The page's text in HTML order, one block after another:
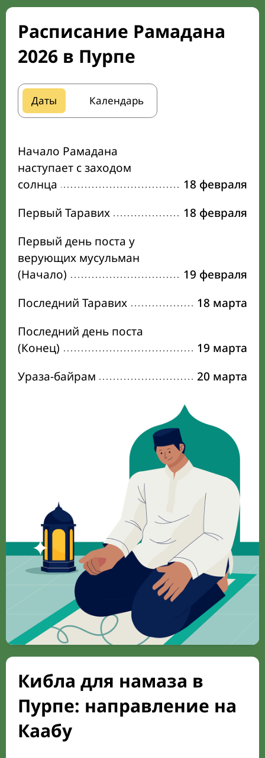
Расписание Рамадана
2026 в Пурпе
Даты Календарь
Начало Рамадана
наступает с заходом
солнца
18 февраля
Первый Таравих
18 февраля
Первый день поста у
верующих мусульман
(Начало)
19 февраля
Последний Таравих
18 марта
Последний день поста
(Конец)
19 марта
Ураза-байрам
20 марта
Кибла для намаза в
Пурпе: направление на
Каабу